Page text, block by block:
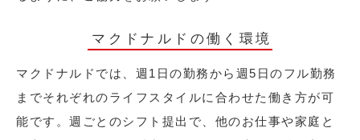
マクドナルドの働く環境
マクドナルドでは、週1日の勤務から週5日のフル勤務
までそれぞれのライフスタイルに合わせた働き方が可
能です。週ごとのシフト提出で、他のお仕事や家庭と